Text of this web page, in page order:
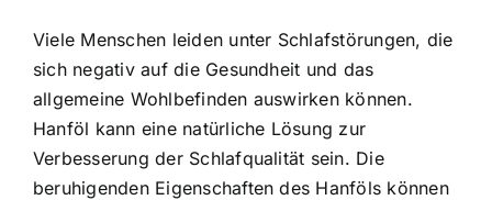
Viele Menschen leiden unter Schlafstörungen, die
sich negativ auf die Gesundheit und das
allgemeine Wohlbefinden auswirken können.
Hanföl kann eine natürliche Lösung zur
Verbesserung der Schlafqualität sein. Die
beruhigenden Eigenschaften des Hanföls können